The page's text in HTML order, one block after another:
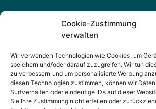
Cookie-Zustimmung
verwalten
Wir verwenden Technologien wie Cookies, um
speichern und/oder darauf zuzugreifen. Wir tun
zu verbessern und um personalisierte Werbung
diesen Technologien zustimmen, können wir
Surfverhalten oder eindeutige IDs auf dieser
Sie Ihre Zustimmung nicht erteilen oder
Widerrufsbelehrung
Datenschutzerklärung